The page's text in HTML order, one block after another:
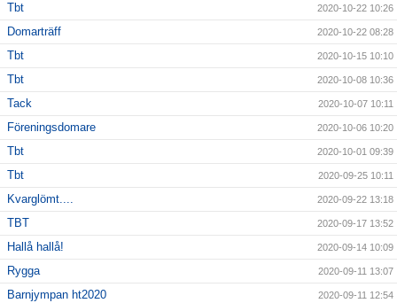
Tbt 2020-10-22 10:26
Domarträff 2020-10-22 08:28
Tbt 2020-10-15 10:10
Tbt 2020-10-08 10:36
Tack 2020-10-07 10:11
Föreningsdomare 2020-10-06 10:20
Tbt 2020-10-01 09:39
Tbt 2020-09-25 10:11
Kvarglömt.... 2020-09-22 13:18
TBT 2020-09-17 13:52
Hallå hallå! 2020-09-14 10:09
Rygga 2020-09-11 13:07
Barnjympan ht2020 2020-09-11 12:54